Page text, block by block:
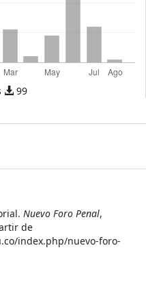
99
Nuevo Foro Penal,
de
index.php/nuevo-foro-